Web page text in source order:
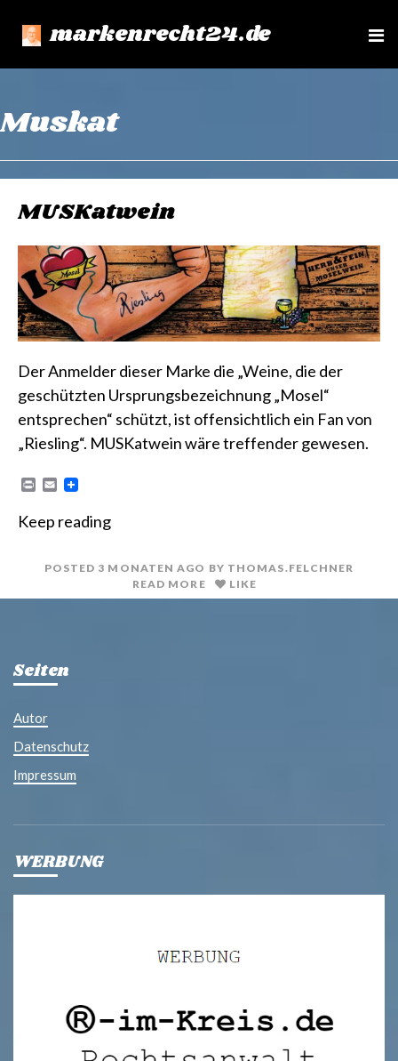
markenrecht24.de
e
Muskat
MUSKatwein
Der Anmelder dieser Marke die „Weine, die der
geschützten Ursprungsbezeichnung „Mosel“
entsprechen“ schützt, ist offensichtlich ein Fan von
„Riesling“. MUSKatwein wäre treffender gewesen.
P
n
E
i
Keep reading
POSTED 3 MONATEN AGO BY THOMAS.FELCHNER
READ MORE
LIKE
Seiten
Autor
Datenschutz
Impressum
WERBUNG